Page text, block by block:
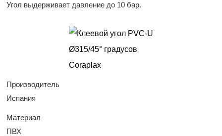
Угол выдерживает давление до 10 бар.
Производитель
Испания
Материал
ПВХ